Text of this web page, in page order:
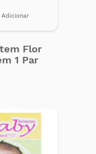
Adicionar
Flor
1 Par